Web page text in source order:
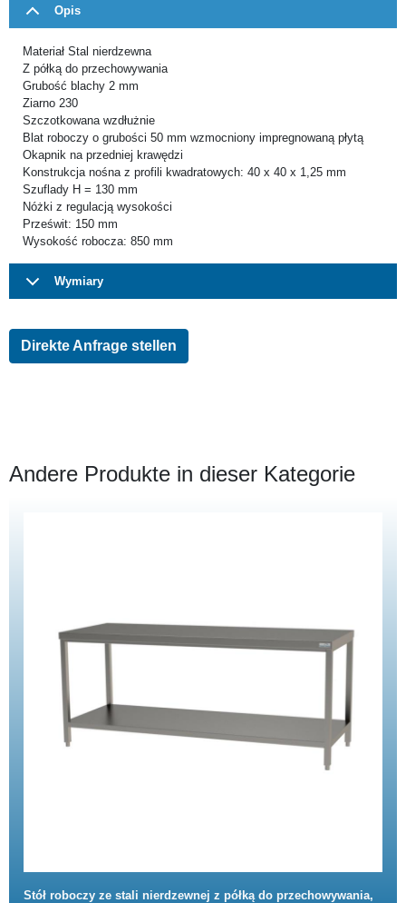
Opis
Materiał Stal nierdzewna
Z półką do przechowywania
Grubość blachy 2 mm
Ziarno 230
Szczotkowana wzdłużnie
Blat roboczy o grubości 50 mm wzmocniony impregnowaną płytą
Okapnik na przedniej krawędzi
Konstrukcja nośna z profili kwadratowych: 40 x 40 x 1,25 mm
Szuflady H = 130 mm
Nóżki z regulacją wysokości
Prześwit: 150 mm
Wysokość robocza: 850 mm
Wymiary
Direkte Anfrage stellen
Andere Produkte in dieser Kategorie
Stół roboczy ze stali nierdzewnej z półką do przechowywania,